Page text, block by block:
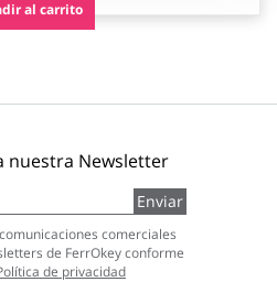
al carrito
nuestra Newsletter
Enviar
comerciales
de FerrOkey conforme
de privacidad